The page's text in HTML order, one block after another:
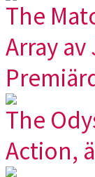
The
Array
The
Action,